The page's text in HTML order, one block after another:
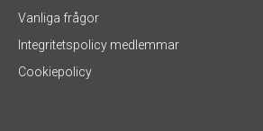
Vanliga frågor
Integritetspolicy medlemmar
Cookiepolicy